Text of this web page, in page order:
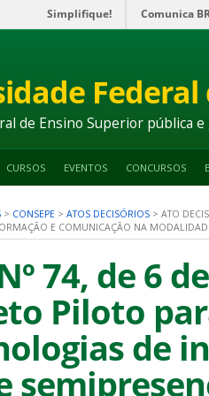
Simplifique! Comunica
Federal
de Ensino Superior pública
CURSOS EVENTOS CONCURSOS
> CONSEPE > ATOS DECISÓRIOS > ATO
E COMUNICAÇÃO NA
74, de 6
Piloto
de